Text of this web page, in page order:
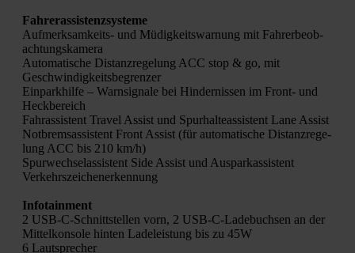
Fah­rer­as­sis­tenz­sys­te­me
Auf­merk­sam­keits- und Müdig­keits­war­nung mit Fah­rer­be­ob­
ach­tungs­ka­me­ra
Auto­ma­ti­sche Distanz­re­ge­lung ACC stop & go, mit
Geschwin­dig­keits­be­gren­zer
Ein­park­hil­fe – Warn­si­gna­le bei Hin­der­nis­sen im Front- und
Heck­be­reich
Fahr­as­sis­tent Tra­vel Assist und Spur­hal­te­as­sis­tent Lane Assist
Not­brems­as­sis­tent Front Assist (für auto­ma­ti­sche Distanz­re­ge­
lung ACC bis 210 km/h)
Spur­wech­se­las­sis­tent Side Assist und Aus­par­k­as­sis­tent
Ver­kehrs­zei­chen­er­ken­nung
Info­tain­ment
2 USB-C-Schnitt­stel­len vorn, 2 USB-C-Lade­buch­sen an der
Mit­tel­kon­so­le hin­ten Lade­leis­tung bis zu 45W
6 Laut­spre­cher